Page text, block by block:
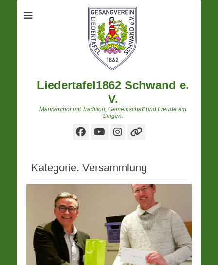
Liedertafel1862 Schwand e.
V.
Männerchor mit Tradition, Gemeinschaft und Freude am
Singen.
Facebook
YouTube
Instagram
Verknüpfung
Kategorie: Versammlung